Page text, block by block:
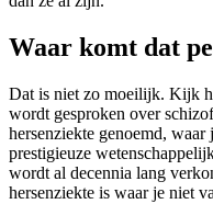
Waar komt dat
Dat is niet zo moeilijk. Kijk
wordt gesproken over
hersenziekte genoemd,
prestigieuze
wordt al decennia lang
hersenziekte is waar je niet